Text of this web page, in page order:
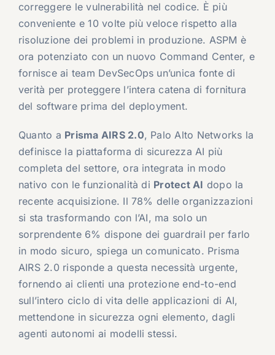
correggere le vulnerabilità nel codice. È più
conveniente e 10 volte più veloce rispetto alla
risoluzione dei problemi in produzione. ASPM è
ora potenziato con un nuovo Command Center, e
fornisce ai team DevSecOps un’unica fonte di
verità per proteggere l’intera catena di fornitura
del software prima del deployment.
Quanto a Prisma AIRS 2.0, Palo Alto Networks la
definisce la piattaforma di sicurezza AI più
completa del settore, ora integrata in modo
nativo con le funzionalità di Protect AI dopo la
recente acquisizione. Il 78% delle organizzazioni
si sta trasformando con l’AI, ma solo un
sorprendente 6% dispone dei guardrail per farlo
in modo sicuro, spiega un comunicato. Prisma
AIRS 2.0 risponde a questa necessità urgente,
fornendo ai clienti una protezione end-to-end
sull’intero ciclo di vita delle applicazioni di AI,
mettendone in sicurezza ogni elemento, dagli
agenti autonomi ai modelli stessi.